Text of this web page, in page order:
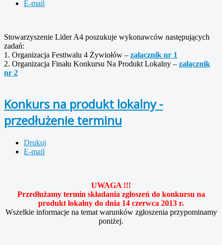
E-mail
Stowarzyszenie Lider A4 poszukuje wykonawców następujących
zadań:
1. Organizacja Festiwalu 4 Żywiołów – załącznik nr 1
2. Organizacja Finału Konkursu Na Produkt Lokalny – załącznik
nr 2
Konkurs na produkt lokalny -
przedłużenie terminu
Drukuj
E-mail
UWAGA !!!
Przedłużamy termin składania zgłoszeń do konkursu na
produkt lokalny do dnia 14 czerwca 2013 r.
Wszelkie informacje na temat warunków zgłoszenia przypominamy
poniżej.